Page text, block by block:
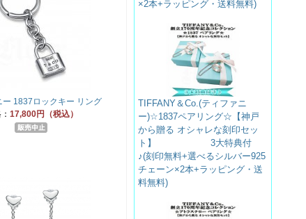
ー 1837ロックキー リング
17,800円（税込）
×2本+ラッピング・送料無料)
TIFFANY＆Co.(ティファニ
ー)☆1837ペアリング☆【神戸
から贈る オシャレな刻印セッ
ト】 3大特典付
♪(刻印無料+選べるシルバー925
チェーン×2本+ラッピング・送
料無料)